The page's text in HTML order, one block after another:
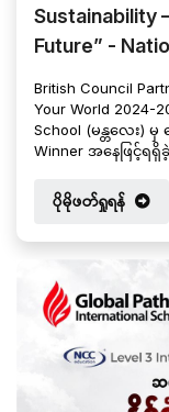
Sustainability
Future” -
British Council
Your World 2024-
School (မန္တလေး) မှ
Winner အနေဖြင့်ရ
အထူးပင် ဂုဏ်ယူဝမ်း
များကို ဖိတ်ခေါ်ကာ က
ကို ဖြေရှင်းဆောင်
များ၏ တီထွင်ဖန်တီး
စသည်တို့ကို ပေါင်းစပ်
ည့် ပြိုင်ပွဲဖြစ်ပါသည်။
ပိုမိုဖတ်ရှုရန်